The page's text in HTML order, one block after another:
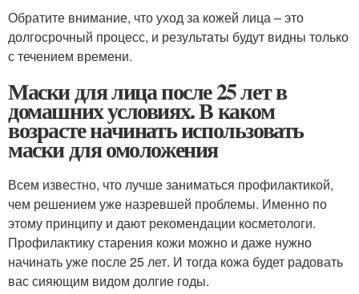
Обратите внимание, что уход за кожей лица – это
долгосрочный процесс, и результаты будут видны только
с течением времени.
Маски для лица после 25 лет в
домашних условиях. В каком
возрасте начинать использовать
маски для омоложения
Всем известно, что лучше заниматься профилактикой,
чем решением уже назревшей проблемы. Именно по
этому принципу и дают рекомендации косметологи.
Профилактику старения кожи можно и даже нужно
начинать уже после 25 лет. И тогда кожа будет радовать
вас сияющим видом долгие годы.